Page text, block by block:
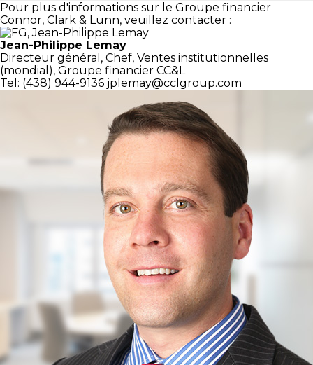
Pour plus d'informations sur le Groupe financier
Connor, Clark & Lunn, veuillez contacter :
Jean-Philippe Lemay
Directeur général, Chef, Ventes institutionnelles
(mondial), Groupe financier CC&L
Tel: (438) 944-9136 jplemay@cclgroup.com